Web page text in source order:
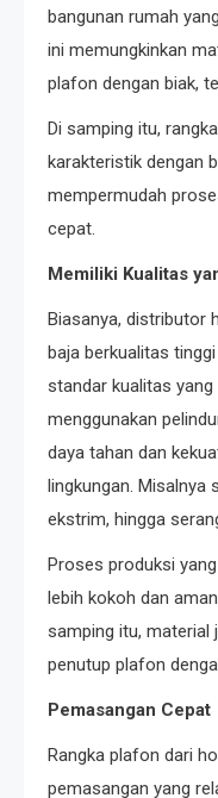
bangunan rumah
ini memungkinkan
plafon dengan biak,
Di samping itu,
karakteristik dengan
mempermudah
cepat.
Memiliki Kualitas
Biasanya, distributor
baja berkualitas
standar kualitas yang
menggunakan
daya tahan dan
lingkungan. Misalnya
ekstrim, hingga
Proses produksi
lebih kokoh dan
samping itu, material
penutup plafon
Pemasangan Cepat
Rangka plafon dari
pemasangan yang